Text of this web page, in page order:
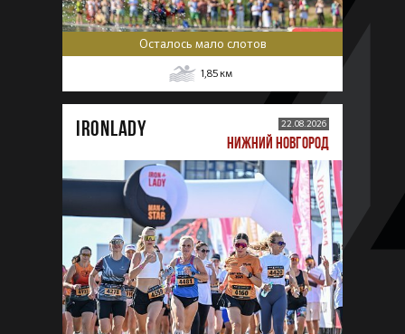
Осталось мало слотов
1,85 км
IRONLADY 22.08.2026
НИЖНИЙ НОВГОРОД